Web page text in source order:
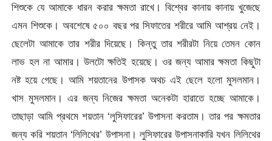
শিশুকে যে আমাকে ধারন করার ক্ষমতা রাখে। বিশ্বের কানায় কানায় খুজেছে
এমন শিশুকে। অবশেষে ৫০০ বছর পর সিফাতের শরীরে আমি আশ্রয় নেই।
ছেলেটা আমাকে তার শরীর দিয়েছে। কিন্তু তার শরীরটা নিয়ে তেমন কোন
লাভ হল না আমার। উলটো ক্ষতিই হয়েছে। ওর জন্য আমার ক্ষমতা কিছুটা
নষ্ট হয়ে গেছে। আমি শয়তানের উপাসক অথচ এই ছেলে হলো মুসলমান।
খাস মুসলমান। এর জন্য নিজের ক্ষমতা অনেকটা হারাতে হচ্ছে আমাকে।
তাছাড়া আমি প্রথমে শয়তান ‘লুসিফারের’ উপাসনা করতাম। তার পর ক্ষমতার
জন্য করি শয়তান ‘লিলিথের’ উপাসনা। লুসিফারের উপাসনাকারি যখন লিলিথের